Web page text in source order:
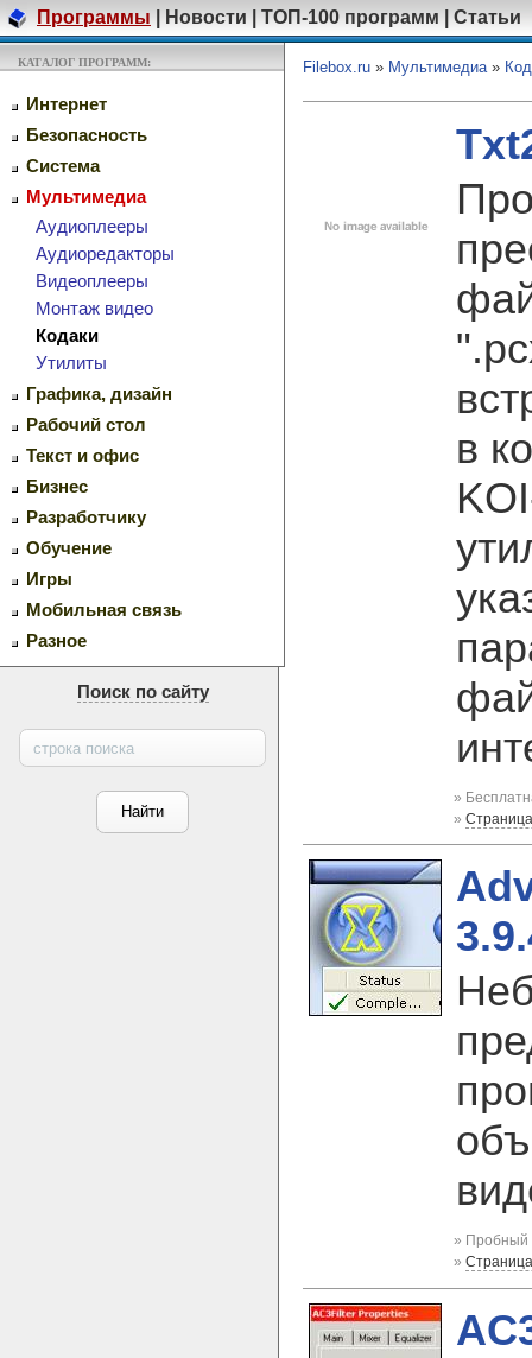
Программы Новости ТОП-100 программ Статьи
КАТАЛОГ ПРОГРАММ:
Интернет
Безопасность
Система
Мультимедиа
Аудиоплееры
Аудиоредакторы
Видеоплееры
Монтаж видео
Кодаки
Утилиты
Графика, дизайн
Рабочий стол
Текст и офис
Бизнес
Разработчику
Обучение
Игры
Мобильная связь
Разное
Поиск по сайту
Filebox.ru » Мультимедиа»
в
»
»
» Пробный
»